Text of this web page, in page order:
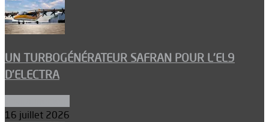
UN TURBOGÉNÉRATEUR SAFRAN POUR L’EL9
D’ELECTRA
16 juillet 2026